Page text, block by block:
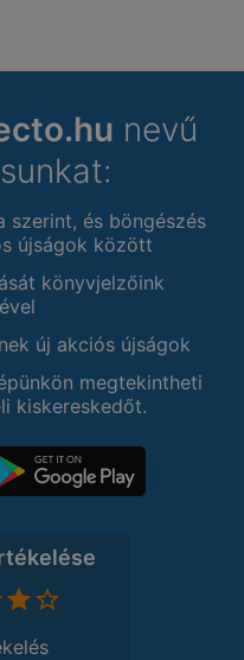
nevű
szerint, és böngészés
újságok között
könyvjelzőink
új akciós újságok
megtekintheti
kiskereskedőt.